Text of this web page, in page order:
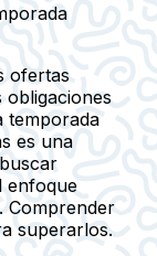
ofertas
obligaciones
temporada
es una
enfoque
Comprender
superarlos.